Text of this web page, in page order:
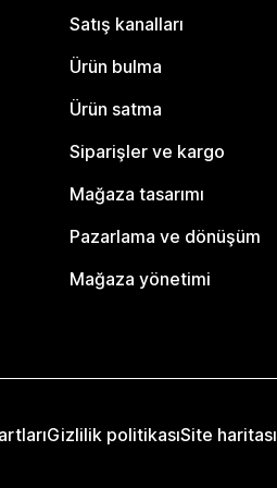
Satış kanalları
Ürün bulma
Ürün satma
Siparişler ve kargo
Mağaza tasarımı
Pazarlama ve dönüşüm
Mağaza yönetimi
Gizlilik politikasıSite haritası